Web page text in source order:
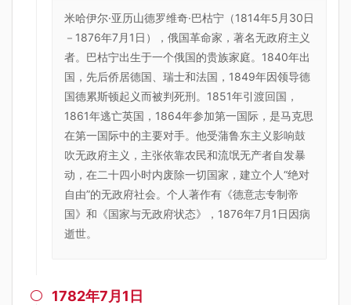
米哈伊尔·亚历山德罗维奇·巴枯宁（1814年5月30日
－1876年7月1日），俄国革命家，著名无政府主义
者。巴枯宁出生于一个俄国的贵族家庭。1840年出
国，先后侨居德国、瑞士和法国，1849年因领导德
国德累斯顿起义而被判死刑。1851年引渡回国，
1861年逃亡英国，1864年参加第一国际，是马克思
在第一国际中的主要对手。他受蒲鲁东主义影响鼓
吹无政府主义，主张依靠农民和流氓无产者自发暴
动，在二十四小时内废除一切国家，建立个人“绝对
自由”的无政府社会。个人著作有《德意志专制帝
国》和《国家与无政府状态》，1876年7月1日因病
逝世。
 1782年7月1日